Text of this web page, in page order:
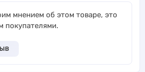
мнением об этом товаре, это
покупателями.